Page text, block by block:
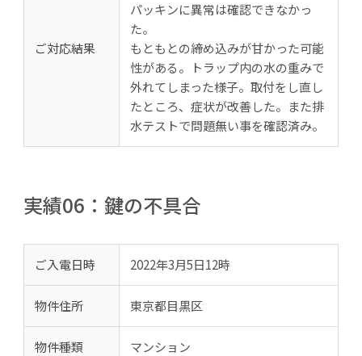
ご対応結果
パッキンに異常は確認できなかっ
た。
もともとの締め込みが甘かった可能
性がある。トラップ内の水の重みで
外れてしまった様子。取付をし直し
たところ、症状が改善した。また排
水テストで問題無い事を確認済み。
実績06：鍵の不具合
ご入電日時 2022年3月5日12時
物件住所 東京都目黒区
物件種類 マンション